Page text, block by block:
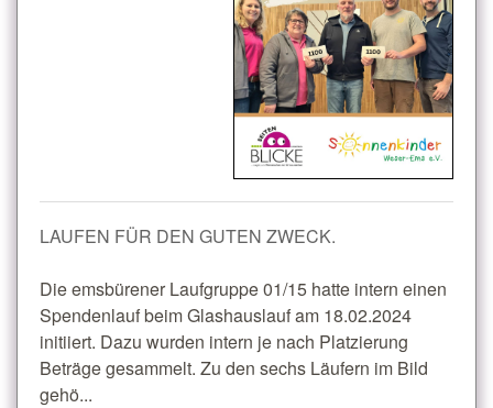
LAUFEN FÜR DEN GUTEN ZWECK.
Die emsbürener Laufgruppe 01/15 hatte intern einen
Spendenlauf beim Glashauslauf am 18.02.2024
initiiert. Dazu wurden intern je nach Platzierung
Beträge gesammelt. Zu den sechs Läufern im Bild
gehö...